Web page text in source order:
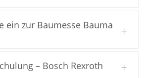
ein zur Baumesse Bauma
– Bosch Rexroth